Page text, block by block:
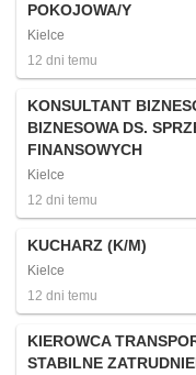
POKOJOWA/Y
Kielce
12 dni temu
KONSULTANT
BIZNESOWA DS.
FINANSOWYCH
Kielce
12 dni temu
KUCHARZ (K/M)
Kielce
12 dni temu
KIEROWCA
STABILNE